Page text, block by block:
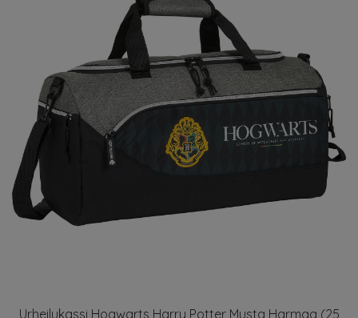
Urheilukassi Hogwarts Harry Potter Musta Harmaa (25